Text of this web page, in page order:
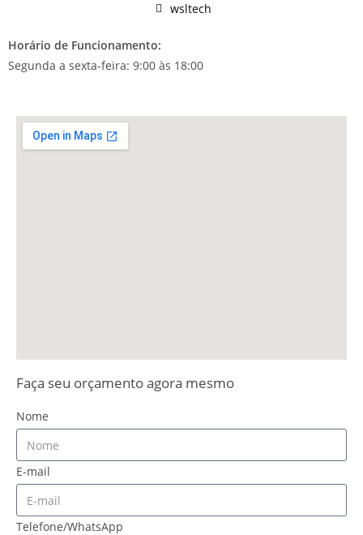
wsltech
Horário de Funcionamento:
Segunda a sexta-feira: 9:00 às 18:00
Faça seu orçamento agora mesmo
Nome
E-mail
Telefone/WhatsApp